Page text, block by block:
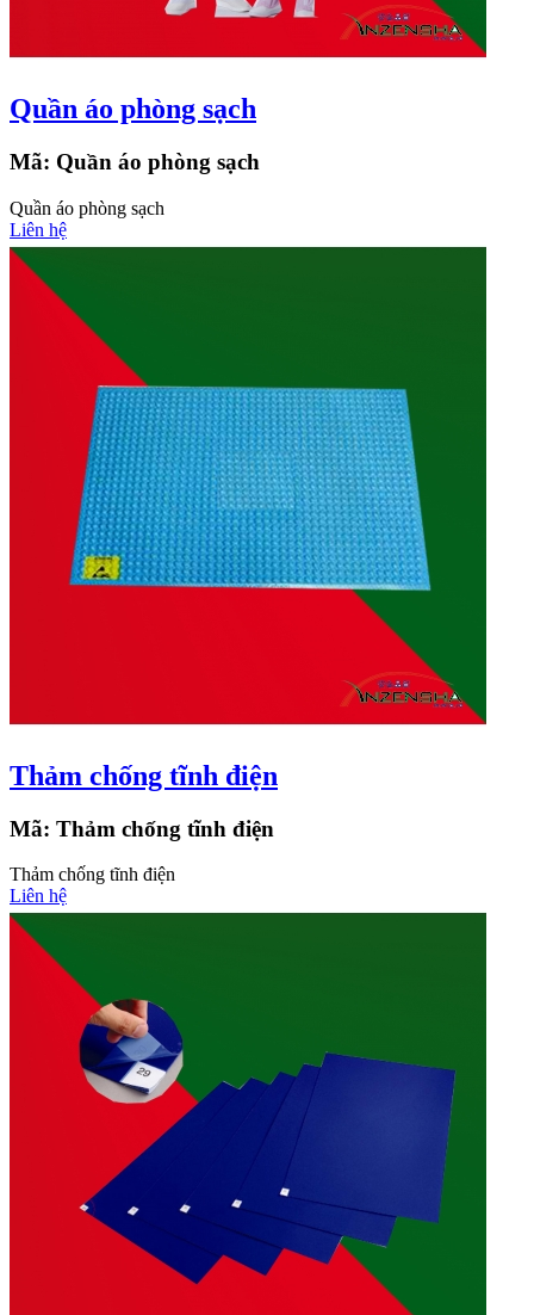
Quần áo phòng sạch
Mã: Quần áo phòng sạch
Quần áo phòng sạch
Liên hệ
Thảm chống tĩnh điện
Mã: Thảm chống tĩnh điện
Thảm chống tĩnh điện
Liên hệ